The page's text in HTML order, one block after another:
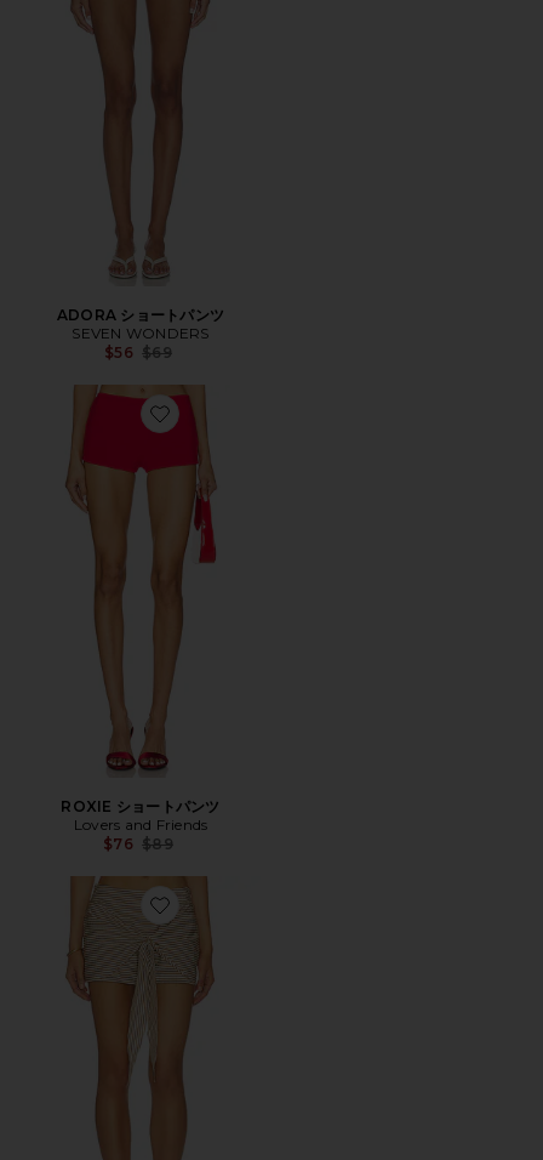
ADORA ショートパンツ
SEVEN WONDERS
$56 Previous price:
$69
Favorite ROXIE ショートパンツ
ROXIE ショートパンツ
Lovers and Friends
$76 Previous price:
$89
Favorite DAYTON スコート